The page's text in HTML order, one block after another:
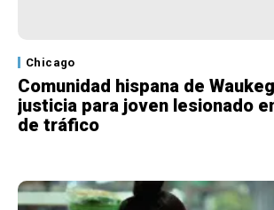
Chicago
Comunidad hispana de
justicia para joven lesionado
de tráfico